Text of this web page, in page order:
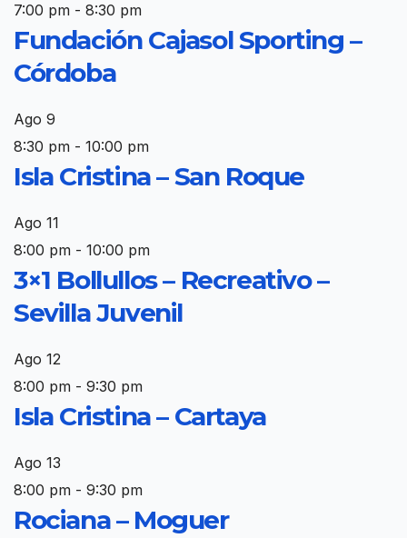
7:00 pm - 8:30 pm
Fundación Cajasol Sporting –
Córdoba
Ago 9
8:30 pm - 10:00 pm
Isla Cristina – San Roque
Ago 11
8:00 pm - 10:00 pm
3×1 Bollullos – Recreativo –
Sevilla Juvenil
Ago 12
8:00 pm - 9:30 pm
Isla Cristina – Cartaya
Ago 13
8:00 pm - 9:30 pm
Rociana – Moguer